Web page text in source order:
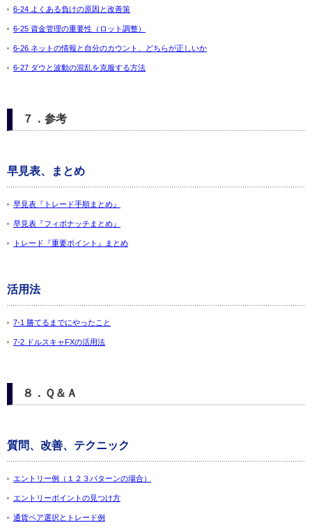
6-24 よくある負けの原因と改善策
6-25 資金管理の重要性（ロット調整）
6-26 ネットの情報と自分のカウント、どちらが正しいか
6-27 ダウと波動の混乱を克服する方法
７．参考
早見表、まとめ
早見表『トレード手順まとめ』
早見表『フィボナッチまとめ』
トレード『重要ポイント』まとめ
活用法
7-1 勝てるまでにやったこと
7-2 ドルスキャFXの活用法
８．Ｑ＆Ａ
質問、改善、テクニック
エントリー例（１２３パターンの場合）
エントリーポイントの見つけ方
通貨ペア選択とトレード例